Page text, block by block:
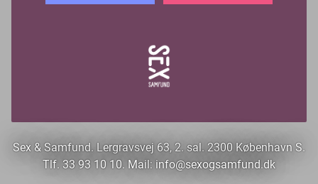
Sex & Samfund. Lergravsvej 63, 2. sal. 2300 København S.
Tlf. 33 93 10 10. Mail: info@sexogsamfund.dk